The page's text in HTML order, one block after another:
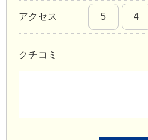
アクセス 5 4
クチコミ